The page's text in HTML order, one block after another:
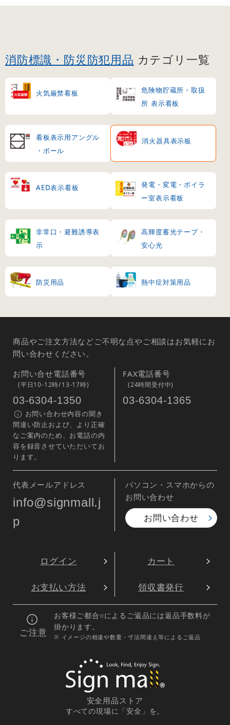
消防標識・防災防犯用品 カテゴリ一覧
火気厳禁看板
危険物貯蔵所・取扱
所 表示看板
看板表示用アングル
・ポール
消火器具表示板
AED表示看板
発電・変電・ボイラ
ー室表示看板
非常口・避難誘導表
示
高輝度蓄光テープ・
安心光
防災用品 熱中症対策用品
商品やご注文方法などご不明な点やご相談はお気軽にお
問い合わせください。
お問い合せ電話番号
(平日10-12時/13-17時)
03-6304-1350
お問い合わせ内容の聞き
間違い防止および、より正確
なご案内のため、お電話の内
容を録音させていただいてお
ります。
FAX電話番号
(24時間受付中)
03-6304-1365
代表メールアドレス
info@signmall.j
p
パソコン・スマホからの
お問い合わせ
お問い合わせ
ログイン カート
お支払い方法 領収書発行
ご注意
お客様ご都合※によるご返品には返品手数料が
掛かります。
※ イメージの相違や数量・寸法間違え等によるご返品
安全用品ストア
すべての現場に「安全」を。